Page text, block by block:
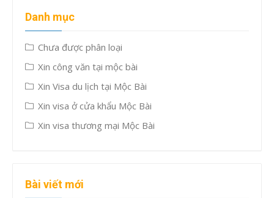
Danh mục
Chưa được phân loại
Xin công văn tại mộc bài
Xin Visa du lịch tại Mộc Bài
Xin visa ở cửa khẩu Mộc Bài
Xin visa thương mại Mộc Bài
Bài viết mới